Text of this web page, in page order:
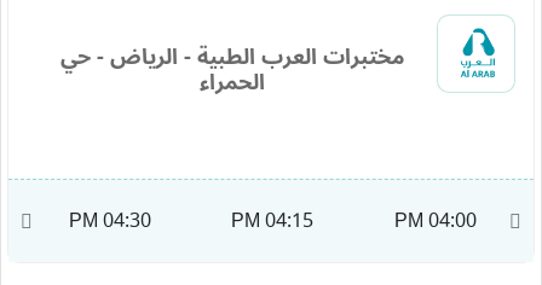
مختبرات العرب الطبية - الرياض - حي
الحمراء
04:00 PM
04:15 PM
04:30 PM